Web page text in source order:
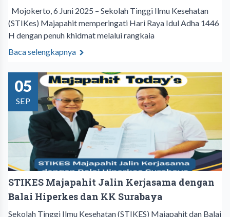
Mojokerto, 6 Juni 2025 – Sekolah Tinggi Ilmu Kesehatan
(STIKes) Majapahit memperingati Hari Raya Idul Adha 1446
H dengan penuh khidmat melalui rangkaia
Baca selengkapnya
05
SEP
STIKES Majapahit Jalin Kerjasama dengan
Balai Hiperkes dan KK Surabaya
Sekolah Tinggi Ilmu Kesehatan (STIKES) Majapahit dan Balai